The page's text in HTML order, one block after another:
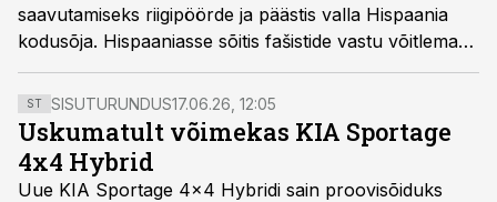
saavutamiseks riigipöörde ja päästis valla Hispaania
kodusõja. Hispaaniasse sõitis fašistide vastu võitlema
üle 50 000 välismaalase.
ST SISUTURUNDUS17.06.26, 12:05
Uskumatult võimekas KIA Sportage
4x4 Hybrid
Uue KIA Sportage 4x4 Hybridi sain proovisõiduks